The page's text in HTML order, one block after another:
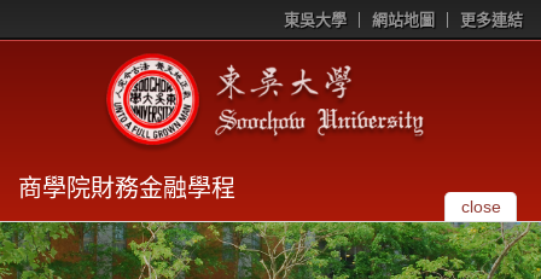
東吳大學 網站地圖 更多連結
商學院財務金融學程
close